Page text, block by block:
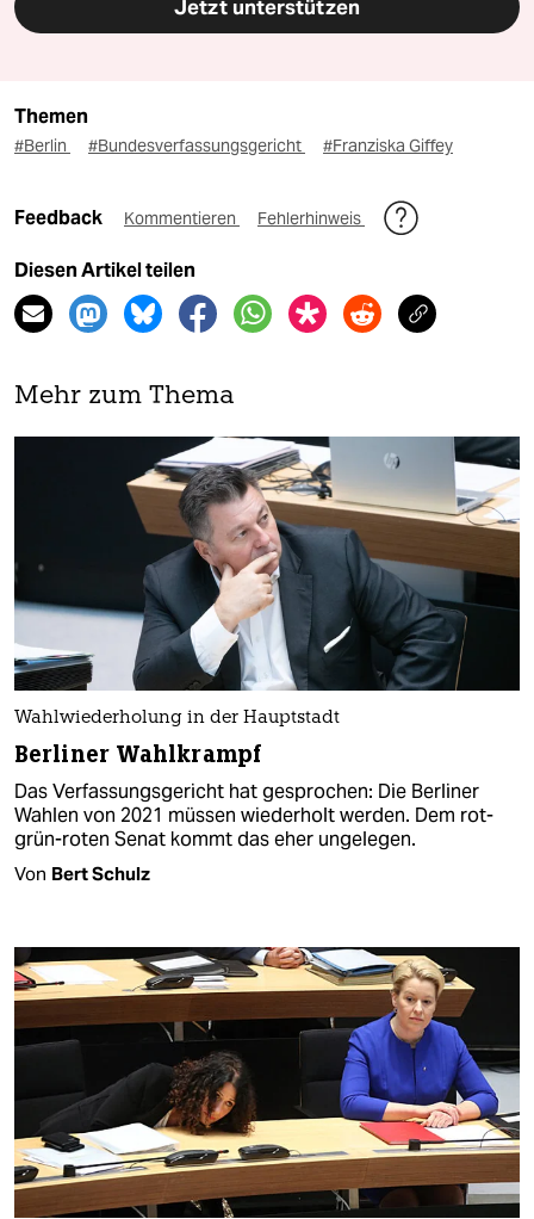
Jetzt unterstützen
Themen
#Berlin #Bundesverfassungsgericht #Franziska Giffey
Feedback Kommentieren Fehlerhinweis
Diesen Artikel teilen
Mehr zum Thema
Wahlwiederholung in der Hauptstadt
Berliner Wahlkrampf
Das Verfassungsgericht hat gesprochen: Die Berliner
Wahlen von 2021 müssen wiederholt werden. Dem rot-
grün-roten Senat kommt das eher ungelegen.
Von Bert Schulz